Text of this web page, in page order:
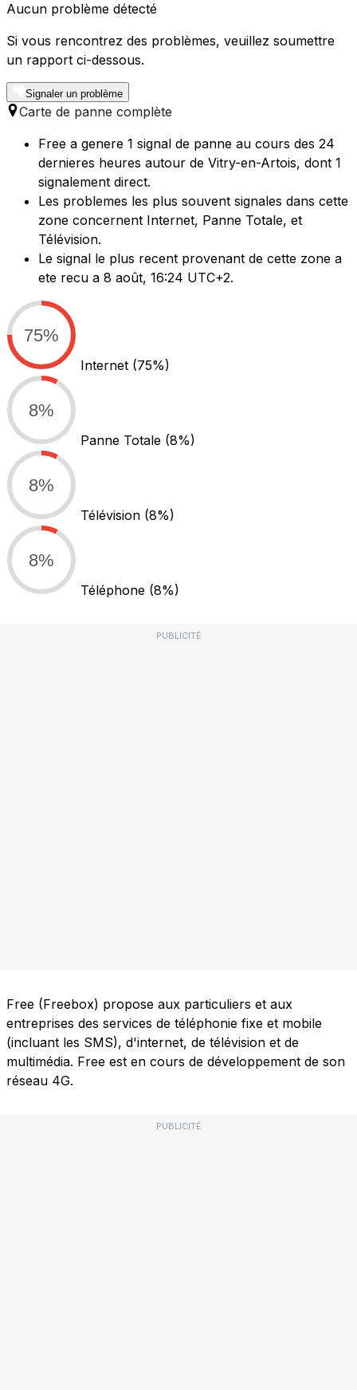
Aucun problème détecté
Si vous rencontrez des problèmes, veuillez soumettre
un rapport ci-dessous.
Signaler un problème
Carte de panne complète
Free a genere 1 signal de panne au cours des 24
dernieres heures autour de Vitry-en-Artois, dont 1
signalement direct.
Les problemes les plus souvent signales dans cette
zone concernent Internet, Panne Totale, et
Télévision.
Le signal le plus recent provenant de cette zone a
ete recu a 8 août, 16:24 UTC+2.
75%
Internet (75%)
8%
Panne Totale (8%)
8%
Télévision (8%)
8%
Téléphone (8%)
PUBLICITÉ
Free (Freebox) propose aux particuliers et aux
entreprises des services de téléphonie fixe et mobile
(incluant les SMS), d'internet, de télévision et de
multimédia. Free est en cours de développement de son
réseau 4G.
PUBLICITÉ